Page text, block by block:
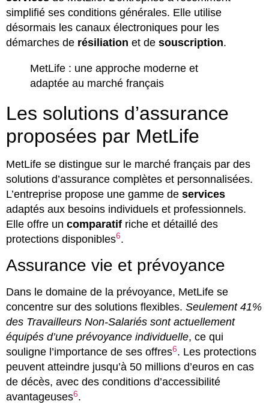
simplifié ses conditions générales. Elle utilise
désormais les canaux électroniques pour les
démarches de résiliation et de souscription.
MetLife : une approche moderne et
adaptée au marché français
Les solutions d’assurance
proposées par MetLife
MetLife se distingue sur le marché français par des
solutions d’assurance complètes et personnalisées.
L’entreprise propose une gamme de services
adaptés aux besoins individuels et professionnels.
Elle offre un comparatif riche et détaillé des
protections disponibles6.
Assurance vie et prévoyance
Dans le domaine de la prévoyance, MetLife se
concentre sur des solutions flexibles. Seulement 41%
des Travailleurs Non-Salariés sont actuellement
équipés d’une prévoyance individuelle, ce qui
souligne l’importance de ses offres6. Les protections
peuvent atteindre jusqu’à 50 millions d’euros en cas
de décès, avec des conditions d’accessibilité
avantageuses6.